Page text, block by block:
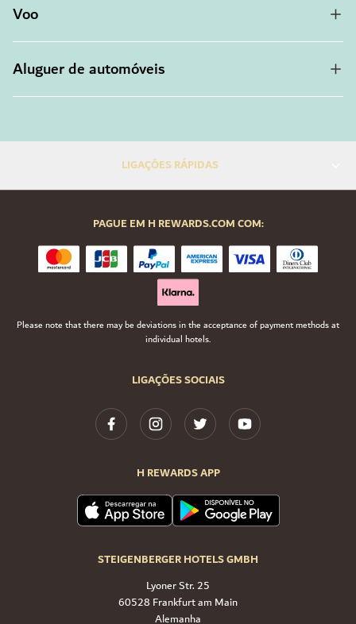
Voo
Aluguer de automóveis
LIGAÇÕES RÁPIDAS
LIGAÇÕES SOCIAIS
H REWARDS APP
STEIGENBERGER HOTELS GMBH
Lyoner Str. 25
60528 Frankfurt am Main
Alemanha
PAGUE EM H REWARDS.COM COM:
Please note that there may be deviations in the acceptance of payment methods at
individual hotels.